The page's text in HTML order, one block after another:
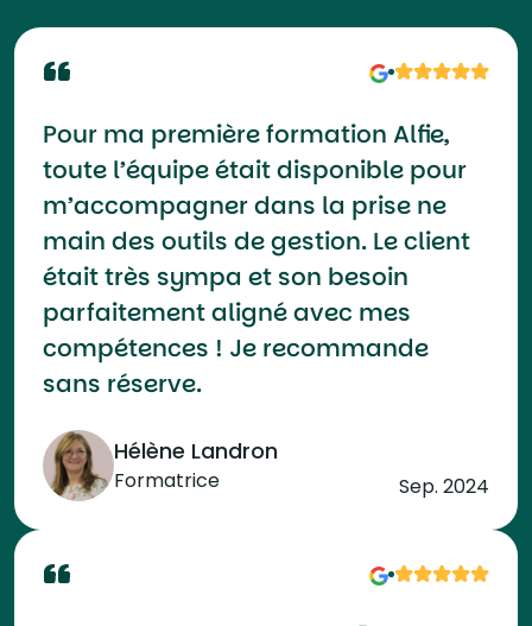
Pour ma première formation Alfie,
toute l’équipe était disponible pour
m’accompagner dans la prise ne
main des outils de gestion. Le client
était très sympa et son besoin
parfaitement aligné avec mes
compétences ! Je recommande
sans réserve.
Hélène Landron
Formatrice Sep. 2024